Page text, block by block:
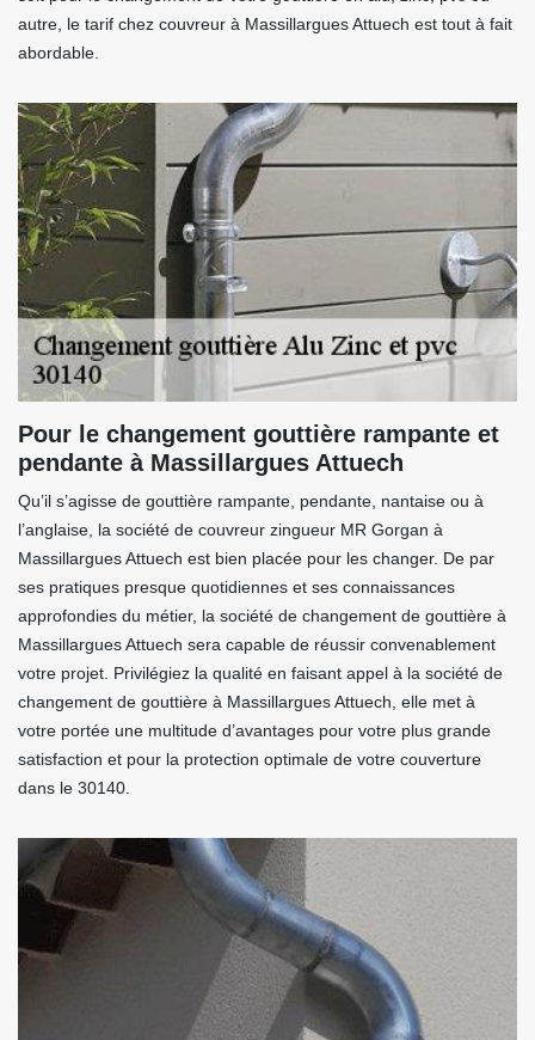
autre, le tarif chez couvreur à Massillargues Attuech est tout à fait
abordable.
Pour le changement gouttière rampante et
pendante à Massillargues Attuech
Qu’il s’agisse de gouttière rampante, pendante, nantaise ou à
l’anglaise, la société de couvreur zingueur MR Gorgan à
Massillargues Attuech est bien placée pour les changer. De par
ses pratiques presque quotidiennes et ses connaissances
approfondies du métier, la société de changement de gouttière à
Massillargues Attuech sera capable de réussir convenablement
votre projet. Privilégiez la qualité en faisant appel à la société de
changement de gouttière à Massillargues Attuech, elle met à
votre portée une multitude d’avantages pour votre plus grande
satisfaction et pour la protection optimale de votre couverture
dans le 30140.